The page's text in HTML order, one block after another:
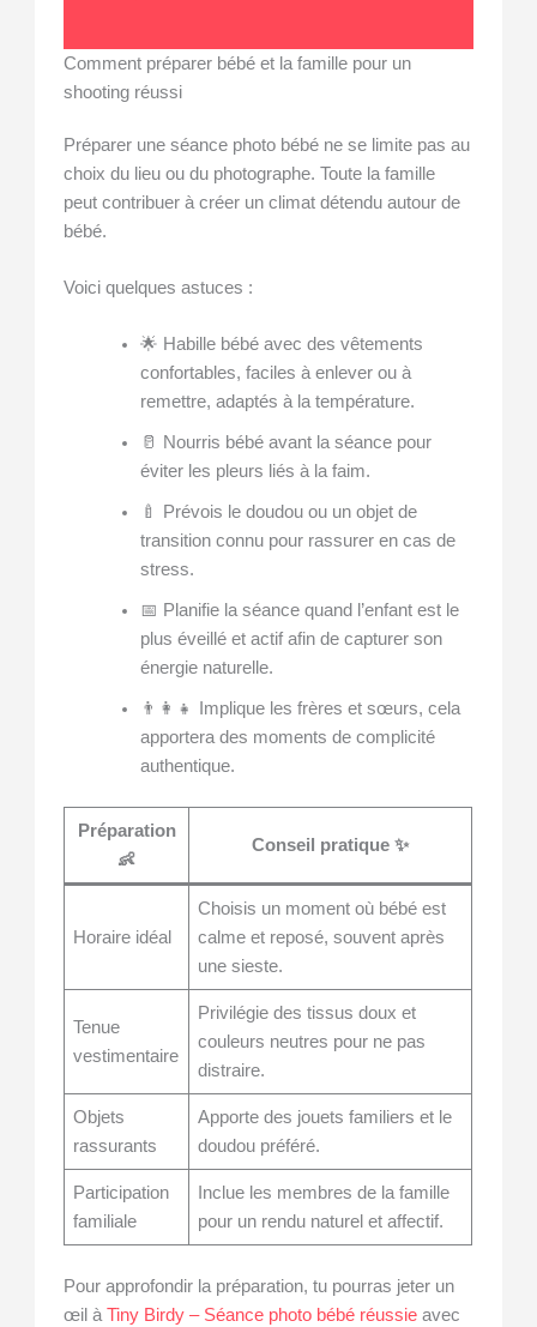
Comment préparer bébé et la famille pour un
shooting réussi
Préparer une séance photo bébé ne se limite pas au
choix du lieu ou du photographe. Toute la famille
peut contribuer à créer un climat détendu autour de
bébé.
Voici quelques astuces :
🌟 Habille bébé avec des vêtements
confortables, faciles à enlever ou à
remettre, adaptés à la température.
🥛 Nourris bébé avant la séance pour
éviter les pleurs liés à la faim.
🍼 Prévois le doudou ou un objet de
transition connu pour rassurer en cas de
stress.
📅 Planifie la séance quand l’enfant est le
plus éveillé et actif afin de capturer son
énergie naturelle.
👨‍👩‍👧 Implique les frères et sœurs, cela
apportera des moments de complicité
authentique.
Préparation
👶
Conseil pratique ✨
Horaire idéal
Choisis un moment où bébé est
calme et reposé, souvent après
une sieste.
Tenue
vestimentaire
Privilégie des tissus doux et
couleurs neutres pour ne pas
distraire.
Objets
rassurants
Apporte des jouets familiers et le
doudou préféré.
Participation
familiale
Inclue les membres de la famille
pour un rendu naturel et affectif.
Pour approfondir la préparation, tu pourras jeter un
œil àTiny Birdy – Séance photo bébé réussie avec